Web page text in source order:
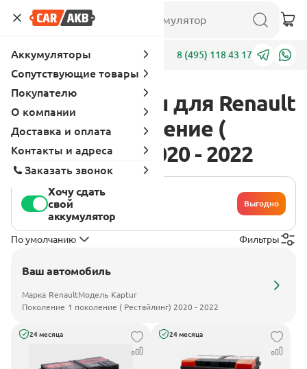
Адреса 8 (495) 118 43 17
Аккумуляторы для Renault
Kaptur 1 поколение (
Рестайлинг) 2020 - 2022
Хочу сдать
свой
аккумулятор
Выгодно
По умолчанию Фильтры
Ваш автомобиль
Марка RenaultМодель Kaptur
Поколение 1 поколение ( Рестайлинг) 2020 - 2022
24 месяца 24 месяца
Аккумуляторы
Сопутствующие товары
Покупателю
О компании
Доставка и оплата
Контакты и адреса
Заказать звонок